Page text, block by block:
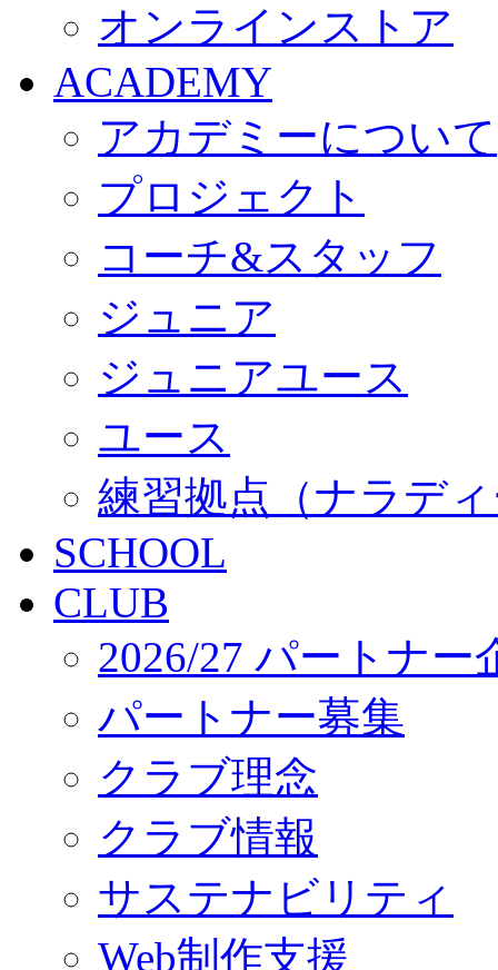
オンラインストア
ACADEMY
アカデミーについて
プロジェクト
コーチ&スタッフ
ジュニア
ジュニアユース
ユース
練習拠点（ナラデ
SCHOOL
CLUB
2026/27 パートナー
パートナー募集
クラブ理念
クラブ情報
サステナビリティ
Web制作支援